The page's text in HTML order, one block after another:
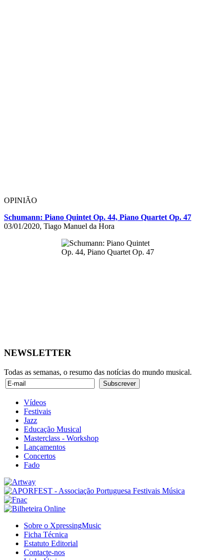
OPINIÃO
Schumann: Piano Quintet Op. 44, Piano Quartet Op. 47
03/01/2020, Tiago Manuel da Hora
NEWSLETTER
Todas as semanas, o resumo das notícias do mundo musical.
Vídeos
Festivais
Jazz
Educação Musical
Masterclass - Workshop
Lançamentos
Concertos
Fado
Sobre o XpressingMusic
Ficha Técnica
Estatuto Editorial
Contacte-nos